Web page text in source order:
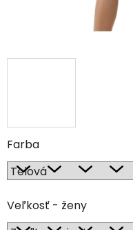
Farba
Veľkosť - ženy